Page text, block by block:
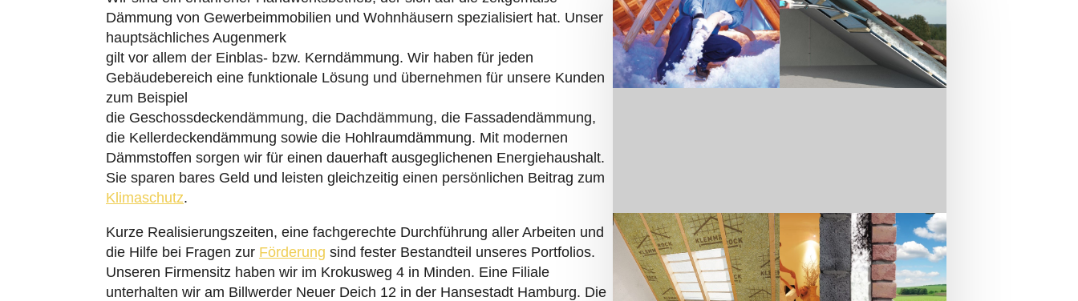
Dämmung von Gewerbeimmobilien und Wohnhäusern spezialisiert hat. Unser
hauptsächliches Augenmerk
gilt vor allem der Einblas- bzw. Kerndämmung. Wir haben für jeden
Gebäudebereich eine funktionale Lösung und übernehmen für unsere Kunden
zum Beispiel
die Geschossdeckendämmung, die Dachdämmung, die Fassadendämmung,
die Kellerdeckendämmung sowie die Hohlraumdämmung. Mit modernen
Dämmstoffen sorgen wir für einen dauerhaft ausgeglichenen Energiehaushalt.
Sie sparen bares Geld und leisten gleichzeitig einen persönlichen Beitrag zum
Klimaschutz.
Kurze Realisierungszeiten, eine fachgerechte Durchführung aller Arbeiten und
die Hilfe bei Fragen zur Förderung sind fester Bestandteil unseres Portfolios.
Unseren Firmensitz haben wir im Krokusweg 4 in Minden. Eine Filiale
unterhalten wir am Billwerder Neuer Deich 12 in der Hansestadt Hamburg. Die